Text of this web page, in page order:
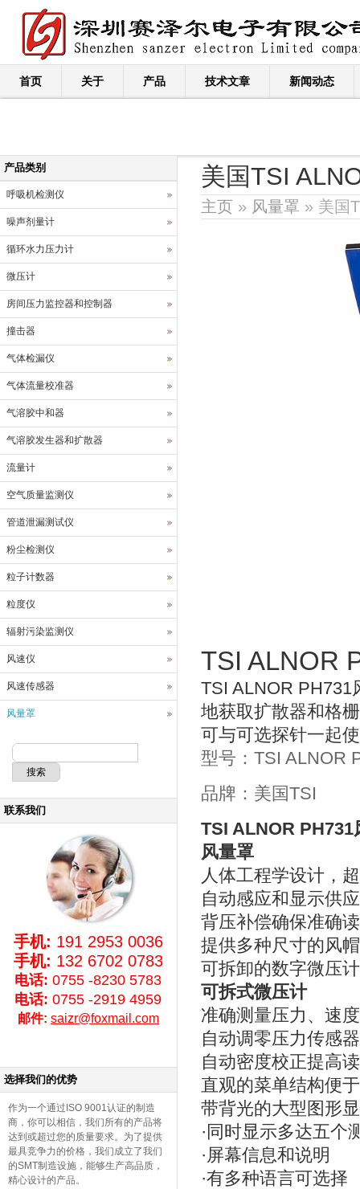
首页 关于 产品 技术文章 新闻动态
美国TSI
主页 » 风量罩 » 美国
TSI ALNOR
TSI ALNOR PH731
地获取扩散器和格
可与可选探针一起
型号：TSI ALNOR
品牌：美国TSI
TSI ALNOR
风量罩
人体工程学设计，
自动感应和显示供
背压补偿确保准确
提供多种尺寸的风
可拆卸的数字微压
可拆式微压计
准确测量压力、速
自动调零压力传感
自动密度校正提高
直观的菜单结构便
带背光的大型图形
·同时显示多达五个
·屏幕信息和说明
·有多种语言可选择
产品类别
呼吸机检测仪
噪声剂量计
循环水力压力计
微压计
房间压力监控器和控制器
撞击器
气体检漏仪
气体流量校准器
气溶胶中和器
气溶胶发生器和扩散器
流量计
空气质量监测仪
管道泄漏测试仪
粉尘检测仪
粒子计数器
粒度仪
辐射污染监测仪
风速仪
风速传感器
风量罩
联系我们
手机: 191 2953 0036
手机: 132 6702 0783
电话:0755 -8230 5783
电话:0755 -2919 4959
邮件: saizr@foxmail.com
选择我们的优势
作为一个通过ISO 9001认证的制造
商，你可以相信，我们所有的产品将
达到或超过您的质量要求。为了提供
最具竞争力的价格，我们成立了我们
的SMT制造设施，能够生产高品质，
精心设计的产品。